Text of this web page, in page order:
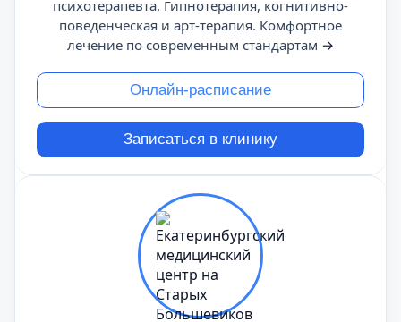
психотерапевта. Гипнотерапия, когнитивно-
поведенческая и арт-терапия. Комфортное
лечение по современным стандартам →
Онлайн-расписание
Записаться в клинику